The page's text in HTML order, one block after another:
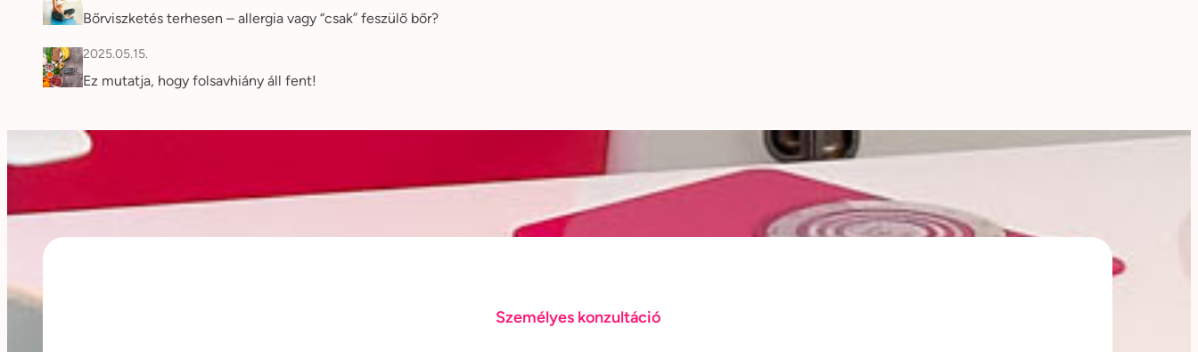
Bőrviszketés terhesen – allergia vagy “csak” feszülő bőr?
2025.05.15.
Ez mutatja, hogy folsavhiány áll fent!
Személyes konzultáció